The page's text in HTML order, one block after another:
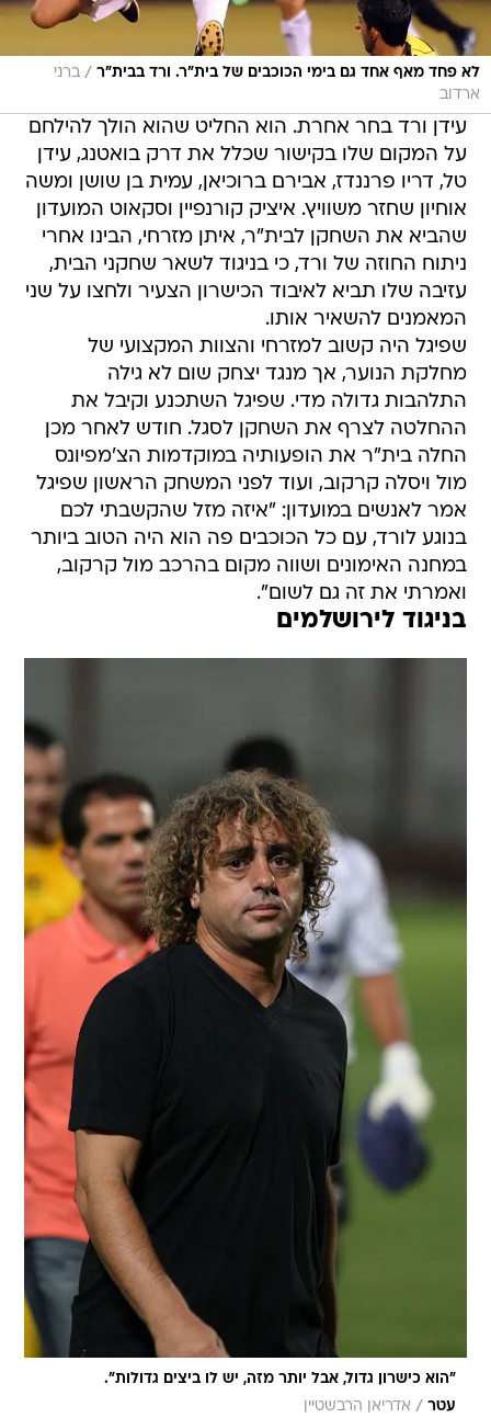
לא פחד מאף אחד גם בימי הכוכבים של בית"ר. ורד בבית"ר / ברני
ארדוב
עידן ורד בחר אחרת. הוא החליט שהוא הולך להילחם
על המקום שלו בקישור שכלל את דרק בואטנג, עידן
טל, דריו פרננדז, אבירם ברוכיאן, עמית בן שושן ומשה
אוחיון שחזר משוויץ. איציק קורנפיין וסקאוט המועדון
שהביא את השחקן לבית"ר, איתן מזרחי, הבינו אחרי
ניתוח החוזה של ורד, כי בניגוד לשאר שחקני הבית,
עזיבה שלו תביא לאיבוד הכישרון הצעיר ולחצו על שני
המאמנים להשאיר אותו.
שפיגל היה קשוב למזרחי והצוות המקצועי של
מחלקת הנוער, אך מנגד יצחק שום לא גילה
התלהבות גדולה מדי. שפיגל השתכנע וקיבל את
ההחלטה לצרף את השחקן לסגל. חודש לאחר מכן
החלה בית"ר את הופעותיה במוקדמות הצ'מפיונס
מול ויסלה קרקוב, ועוד לפני המשחק הראשון שפיגל
אמר לאנשים במועדון: "איזה מזל שהקשבתי לכם
בנוגע לורד, עם כל הכוכבים פה הוא היה הטוב ביותר
במחנה האימונים ושווה מקום בהרכב מול קרקוב,
ואמרתי את זה גם לשום".
בניגוד לירושלמים
"הוא כישרון גדול, אבל יותר מזה, יש לו ביצים גדולות".
עטר / אדריאן הרבשטיין